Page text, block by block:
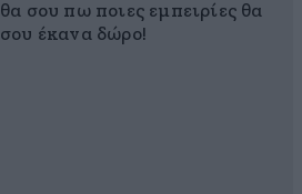
θα σου πω ποιες εμπειρίες θα
σου έκανα δώρο!